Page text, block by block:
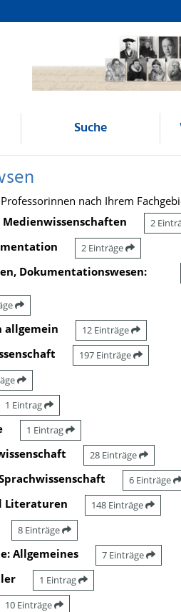
Suche
nach Ihrem
2
2 Einträge
Dokumentationswesen:
allgemein 12 Einträge
197 Einträge
1 Eintrag
1 Eintrag
28 Einträge
6 Einträge
Literaturen 148 Einträge
8 Einträge
Allgemeines 7 Einträge
1 Eintrag
10 Einträge